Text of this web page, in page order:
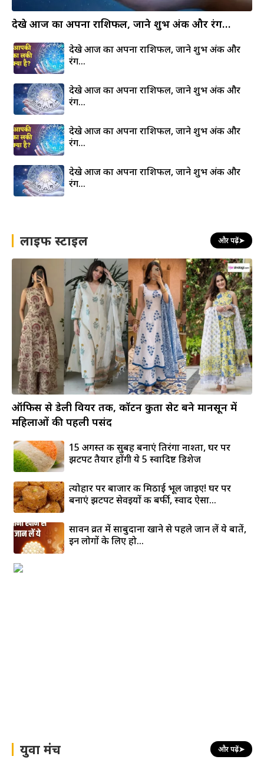
देखे आज का अपना राशिफल, जाने शुभ अंक और रंग…
देखे आज का अपना राशिफल, जाने शुभ अंक और
रंग…
देखे आज का अपना राशिफल, जाने शुभ अंक और
रंग…
देखे आज का अपना राशिफल, जाने शुभ अंक और
रंग…
देखे आज का अपना राशिफल, जाने शुभ अंक और
रंग…
लाइफ स्टाइल और पढ़ें➤
ऑफिस से डेली वियर तक, कॉटन कुर्ता सेट बने मानसून में
महिलाओं की पहली पसंद
15 अगस्त की सुबह बनाएं तिरंगा नाश्ता, घर पर
झटपट तैयार होंगी ये 5 स्वादिष्ट डिशेज
त्योहार पर बाजार की मिठाई भूल जाइए! घर पर
बनाएं झटपट सेवइयों की बर्फी, स्वाद ऐसा...
सावन व्रत में साबुदाना खाने से पहले जान लें ये बातें,
इन लोगों के लिए हो...
युवा मंच और पढ़ें➤